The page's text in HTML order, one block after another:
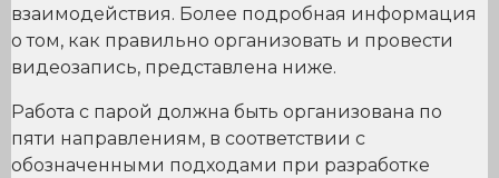
взаимодействия. Более подробная информация
о том, как правильно организовать и провести
видеозапись, представлена ниже.
Работа с парой должна быть организована по
пяти направлениям, в соответствии с
обозначенными подходами при разработке